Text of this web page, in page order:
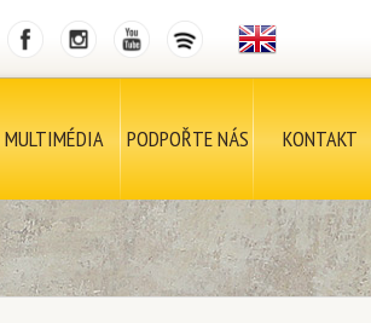
MULTIMÉDIA PODPOŘTE NÁS KONTAKT